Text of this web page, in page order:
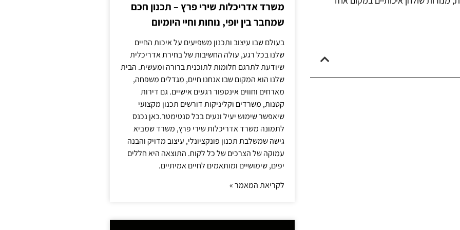
משרד אדריכלות שירי פרץ – תכנון חכם
שמחבר בין יופי, נוחות וחיי היומיום
בעולם שבו עיצוב ותכנון משפיעים על איכות החיים
שלנו בכל רגע, עולה החשיבות של בחירת אדריכלית
שיודעת לתרגם חלומות לתוכנית ברורה ומעשית. הבית
שלנו הוא המקום שבו אנחנו חיים, מגדלים משפחה,
מארחים וחווים אינספור רגעים אישיים. גם דירות
קטנות, משרדים וקליניקות דורשים תכנון מקצועי
שיאפשר שימוש יעיל ונעים בכל סנטימטר.כאן נכנס
לתמונה משרד אדריכלות שירי פרץ, משרד שמביא
גישה שמשלבת תכנון פונקציונלי, עיצוב מדויק והבנה
עמוקה של הצרכים של כל לקוח. התוצאה היא חללים
יפים, שימושיים ומותאמים לחיים אמיתיים.
לקריאת המאמר »